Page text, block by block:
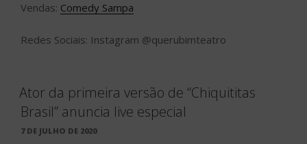
Vendas: Comedy Sampa
Redes Sociais: Instagram @querubimteatro
Ator da primeira versão de “Chiquititas
Brasil” anuncia live especial
PUBLICADO
7 DE JULHO DE 2020